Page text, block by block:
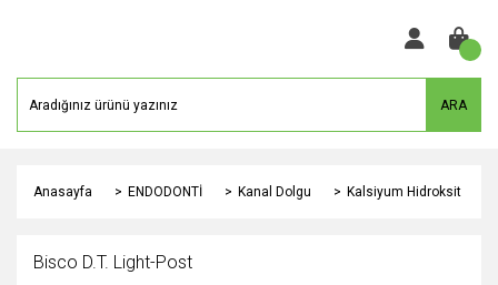
ARA
Anasayfa ENDODONTİ Kanal Dolgu Kalsiyum Hidroksit
Bisco D.T. Light-Post